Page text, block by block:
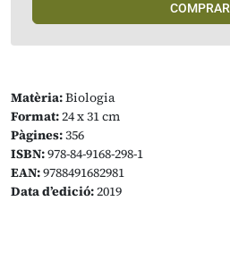
Matèria:Biologia
Format:24 x 31 cm
Pàgines:356
ISBN:978-84-9168-298-1
EAN:9788491682981
Data d’edició:2019
COMPRAR